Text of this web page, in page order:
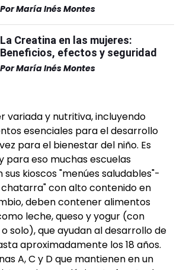
PorMaría Inés Montes
La Creatina en las mujeres:
Beneficios, efectos y seguridad
PorMaría Inés Montes
variada y nutritiva, incluyendo
esenciales para el desarrollo
para el bienestar del niño. Es
para eso muchas escuelas
kioscos "menúes saludables"-
con alto contenido en
deben contener alimentos
leche, queso y yogur (con
solo), que ayudan al desarrollo de
aproximadamente los 18 años.
A, C y D que mantienen en un